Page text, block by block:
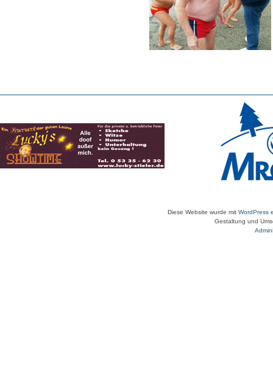
Diese Website wurde mit WordPress
Gestaltung und